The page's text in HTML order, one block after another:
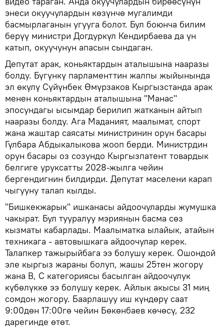
энеси окуучулардын көзүнчө мугалимди
басмырлаганын угууга болот. Бул боюнча билим
берүү министри Догдуркүл Кендирбаева да үн
катып, окуучунун апасын сындаган.
Депутат арак, коньяктардын аталышына нааразы
болду. Бүгүнкү парламенттин жалпы жыйынында
эл өкүлү Сүйүнбек Өмүрзаков Кыргызстанда арак
менен коньяктардын аталышына "Манас"
эпосундагы ысымдар берилип жатканын айтып
нааразы болду. Ага Маданият, маалымат, спорт
жана жаштар саясаты министринин орун басары
Гүлбара Абдыкалыкова жооп берди. Министрдин
орун басары оз созундо Кыргызпатент товардык
белгиге уруксатты 2028-жылга чейин
бергендигнин билдирди. Депутат маселени карап
чыгууну талап кылды.
"Бишкекжарык" ишканасы айдоочуларды жумушка
чакырат. Бул тууралуу мэриянын басма сөз
кызматы кабарлады. Маалыматка ылайык, атайын
техникага - автовышкага айдоочулар керек.
Талапкер тажырыйбага ээ болушу керек. Ошондой
эле кыргыз жараны болуп, жашы 25тен жогору
жана B, С категориясы басылган айдоочулук
күбөлүккө ээ болушу керек. Айлык акысы 31 миң
сомдон жогору. Баарлашуу иш күндөрү саат
9:00дөн 17:00гө чейин Бөкөнбаев көчөсү, 232
дарегинде өтөт.